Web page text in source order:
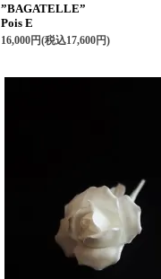
”BAGATELLE”
Pois E
16,000円(税込17,600円)